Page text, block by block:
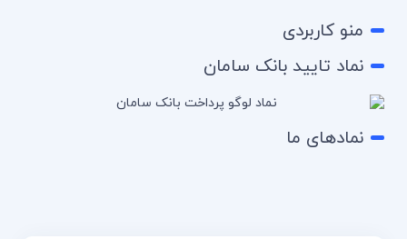
منو کاربردی
نماد تایید بانک سامان
نمادهای ما